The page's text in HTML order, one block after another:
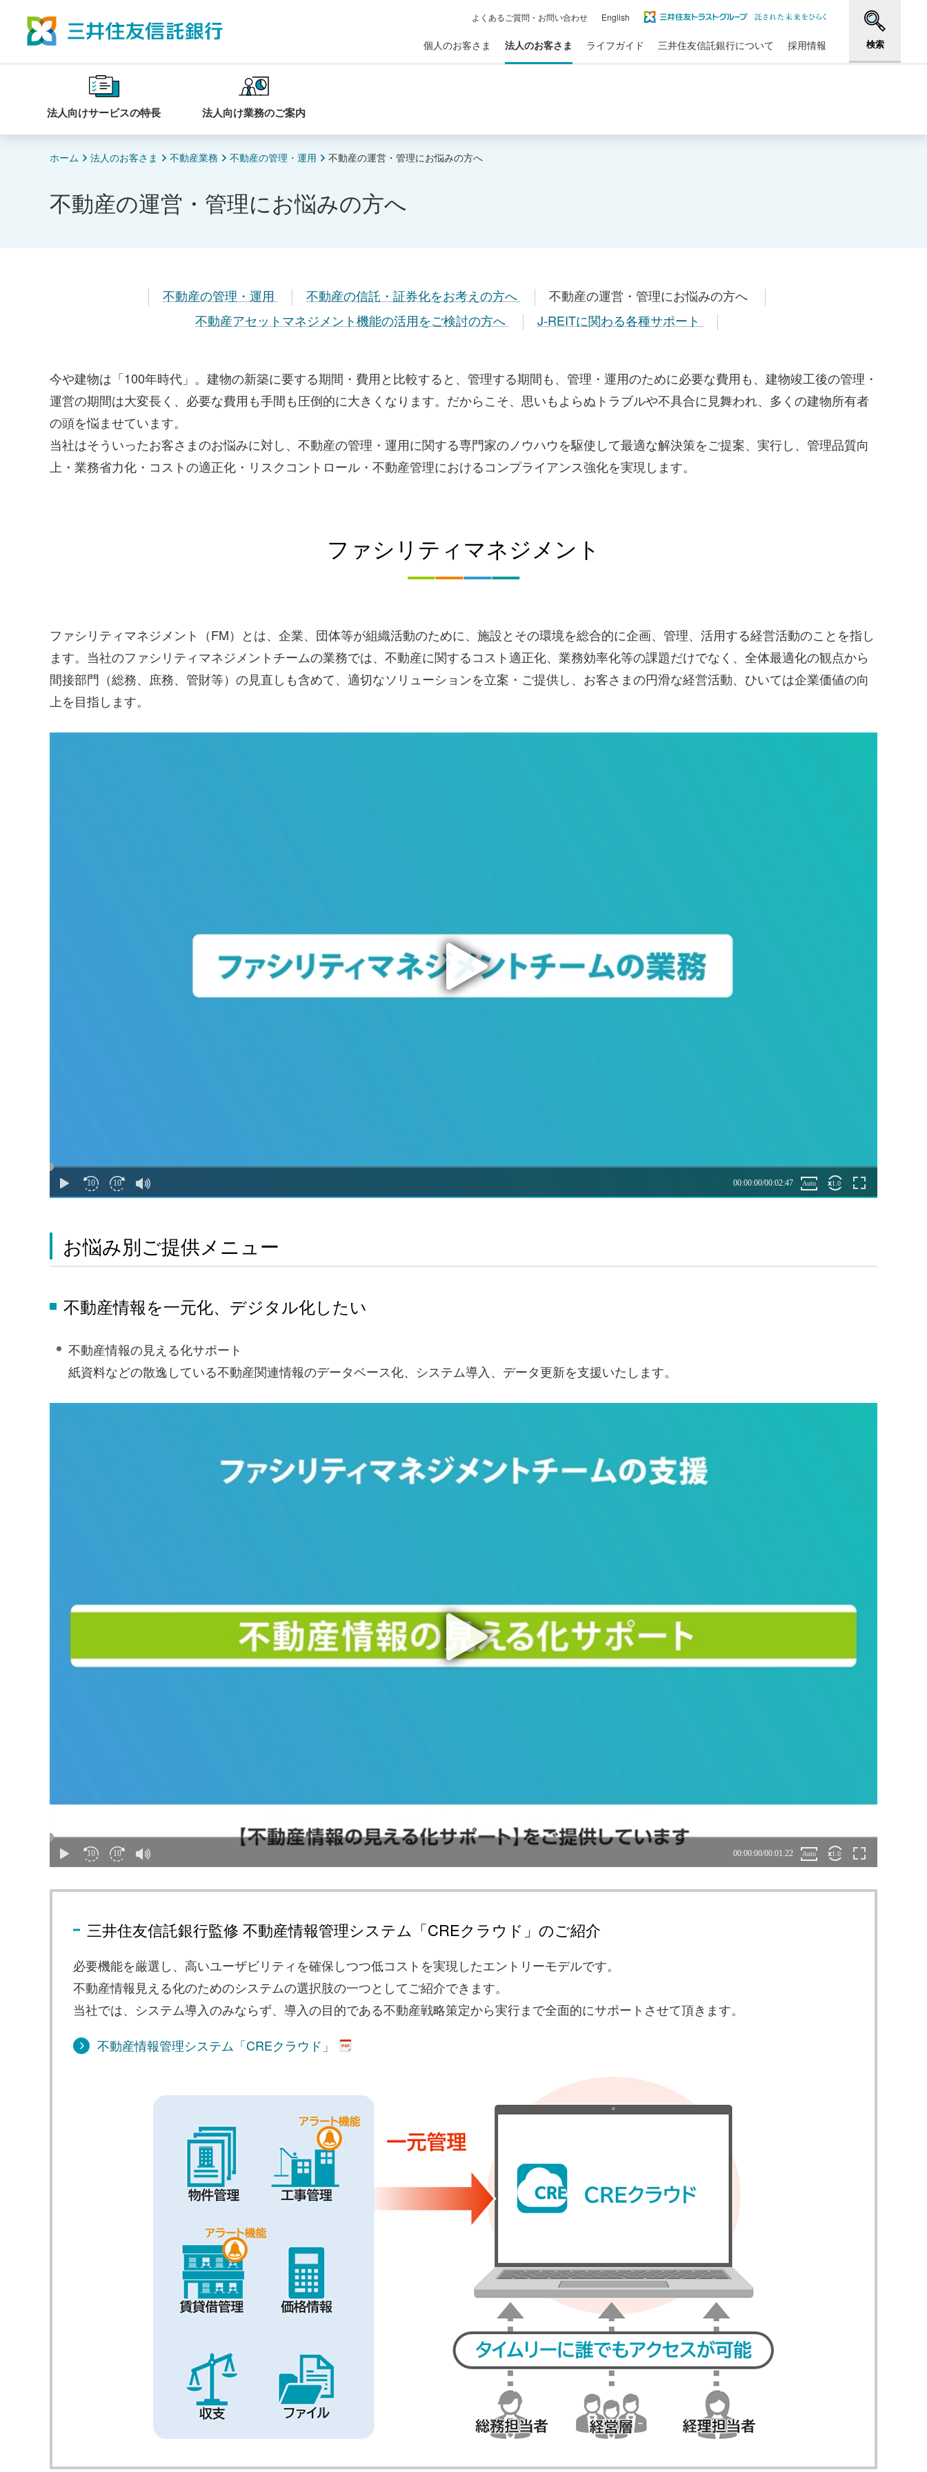
検索
法人向けサービスの特長 法人向け業務のご案内
よくあるご質問・お問い合わせ
個人のお客さま 法人のお客さま ライフガイド 三井住友信託銀行について 採用情報
English
ホーム 法人のお客さま 不動産業務 不動産の管理・運用 不動産の運営・管理にお悩みの方へ
不動産の運営・管理にお悩みの方へ
不動産の管理・運用 不動産の信託・証券化をお考えの方へ
不動産の運営・管理にお悩みの方へ
不動産アセットマネジメント機能の活用をご検討の方へ
J-REITに関わる各種サポート
今や建物は「100年時代」。建物の新築に要する期間・費用と比較すると、管理する期間も、管理・運用のために必要な費用も、建物竣工後の管理・
運営の期間は大変長く、必要な費用も手間も圧倒的に大きくなります。だからこそ、思いもよらぬトラブルや不具合に見舞われ、多くの建物所有者
の頭を悩ませています。
当社はそういったお客さまのお悩みに対し、不動産の管理・運用に関する専門家のノウハウを駆使して最適な解決策をご提案、実行し、管理品質向
上・業務省力化・コストの適正化・リスクコントロール・不動産管理におけるコンプライアンス強化を実現します。
ファシリティマネジメント
ファシリティマネジメント（FM）とは、企業、団体等が組織活動のために、施設とその環境を総合的に企画、管理、活用する経営活動のことを指し
ます。当社のファシリティマネジメントチームの業務では、不動産に関するコスト適正化、業務効率化等の課題だけでなく、全体最適化の観点から
間接部門（総務、庶務、管財等）の見直しも含めて、適切なソリューションを立案・ご提供し、お客さまの円滑な経営活動、ひいては企業価値の向
上を目指します。
お悩み別ご提供メニュー
不動産情報を一元化、デジタル化したい
不動産情報の見える化サポート
紙資料などの散逸している不動産関連情報のデータベース化、システム導入、データ更新を支援いたします。
三井住友信託銀行監修 不動産情報管理システム「CREクラウド」のご紹介
必要機能を厳選し、高いユーザビリティを確保しつつ低コストを実現したエントリーモデルです。
不動産情報見える化のためのシステムの選択肢の一つとしてご紹介できます。
当社では、システム導入のみならず、導入の目的である不動産戦略策定から実行まで全面的にサポートさせて頂きます。
不動産情報管理システム「CREクラウド」